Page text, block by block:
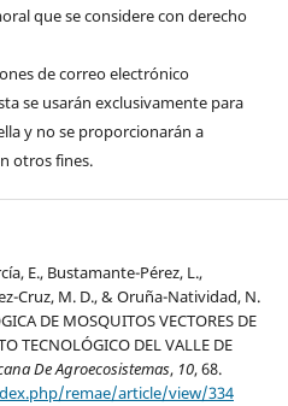
que se considere con derecho
de correo electrónico
se usarán exclusivamente para
y no se proporcionarán a
otros fines.
E., Bustamante-Pérez, L.,
Cruz, M. D., & Oruña-Natividad, N.
DE MOSQUITOS VECTORES DE
TECNOLÓGICO DEL VALLE DE
De Agroecosistemas, 10, 68.
remae/article/view/334